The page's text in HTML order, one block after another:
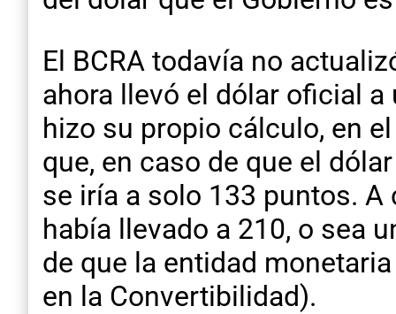
El BCRA todavía no
ahora llevó el dólar oficial a
hizo su propio cálculo, en
que, en caso de que el
se iría a solo 133 puntos.
había llevado a 210, o sea
de que la entidad
en la Convertibilidad).